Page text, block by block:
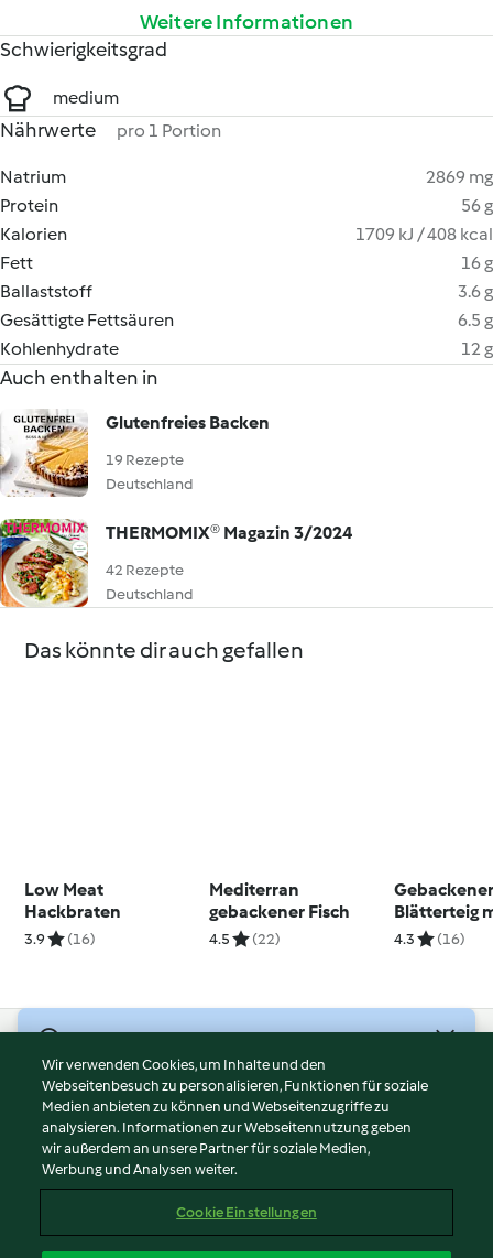
Weitere Informationen
Schwierigkeitsgrad
medium
Nährwerte pro 1 Portion
Natrium
2869 mg
Protein
56 g
Kalorien
1709 kJ / 408 kcal
Fett
16 g
Ballaststoff
3.6 g
Gesättigte Fettsäuren
6.5 g
Kohlenhydrate
12 g
Auch enthalten in
Glutenfreies Backen
19 Rezepte
Deutschland
THERMOMIX® Magazin 3/2024
42 Rezepte
Deutschland
Das könnte dir auch gefallen
Low Meat
Hackbraten
3.9 (16)
Mediterran
gebackener Fisch
4.5 (22)
Blätterteig
Fenchel
4.3 (16)
Nutzungsbedingungen
Datenschutzrichtlinien
Disclaimer
Impressum
Inhalt melden
Wir verwenden Cookies, um Inhalte und den
Webseitenbesuch zu personalisieren, Funktionen für soziale
Medien anbieten zu können und Webseitenzugriffe zu
analysieren. Informationen zur Webseitennutzung geben
wir außerdem an unsere Partner für soziale Medien,
Werbung und Analysen weiter.
Cookie Einstellungen